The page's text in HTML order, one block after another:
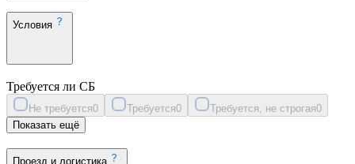
Условия
Требуется ли СБ
Не требуется0 Требуется0 Требуется, не строгая0
Показать ещё
Проезд и логистика